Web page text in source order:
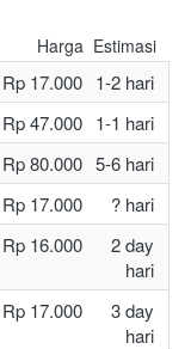
Harga Estimasi
Rp 17.000 1-2 hari
Rp 47.000 1-1 hari
Rp 80.000 5-6 hari
Rp 17.000
? hari
Rp 16.000
2 day
hari
Rp 17.000
3 day
hari